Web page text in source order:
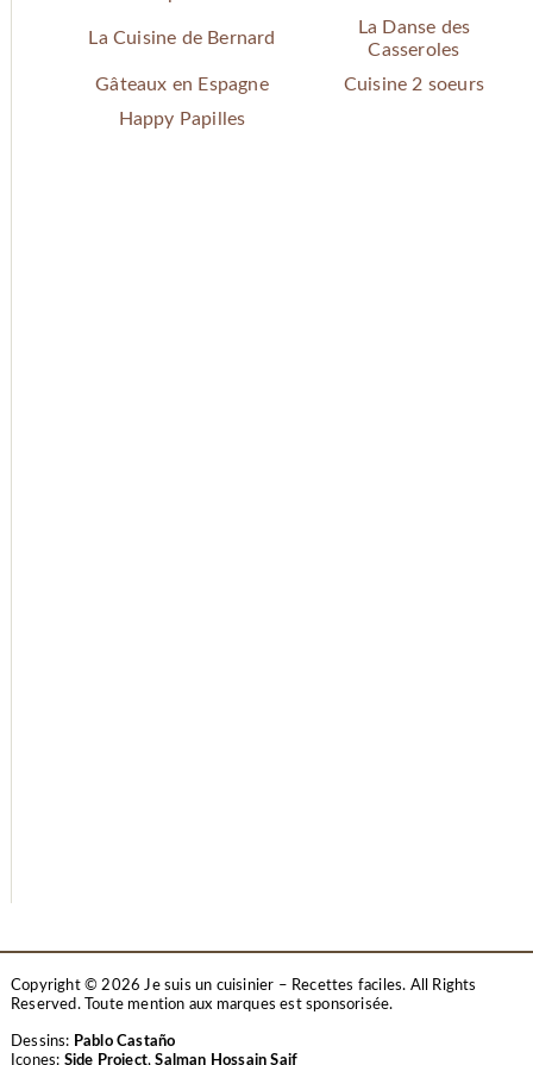
La Cuisine de Bernard
La Danse des
Casseroles
Gâteaux en Espagne
Cuisine 2 soeurs
Happy Papilles
Copyright © 2026 Je suis un cuisinier – Recettes faciles. All Rights
Reserved.Toute mention aux marques est sponsorisée.
Dessins: Pablo Castaño
Icones: Side Project,Salman Hossain Saif